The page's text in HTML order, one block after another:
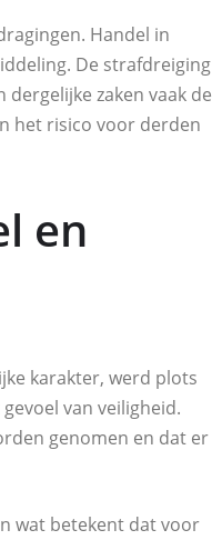
Handel in
De strafdreiging
zaken vaak de
het risico voor derden
en
karakter, werd plots
van veiligheid.
genomen en dat er
wat betekent dat voor